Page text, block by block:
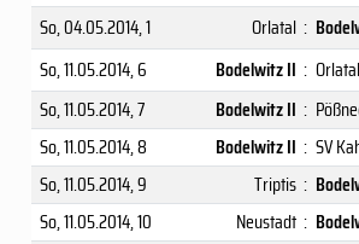
So, 04.05.2014, 1 Orlatal :
So, 11.05.2014, 6 Bodelwitz II : Orlatal
So, 11.05.2014, 7 Bodelwitz II :
So, 11.05.2014, 8 Bodelwitz II : SV
So, 11.05.2014, 9 Triptis :
So, 11.05.2014, 10 Neustadt :